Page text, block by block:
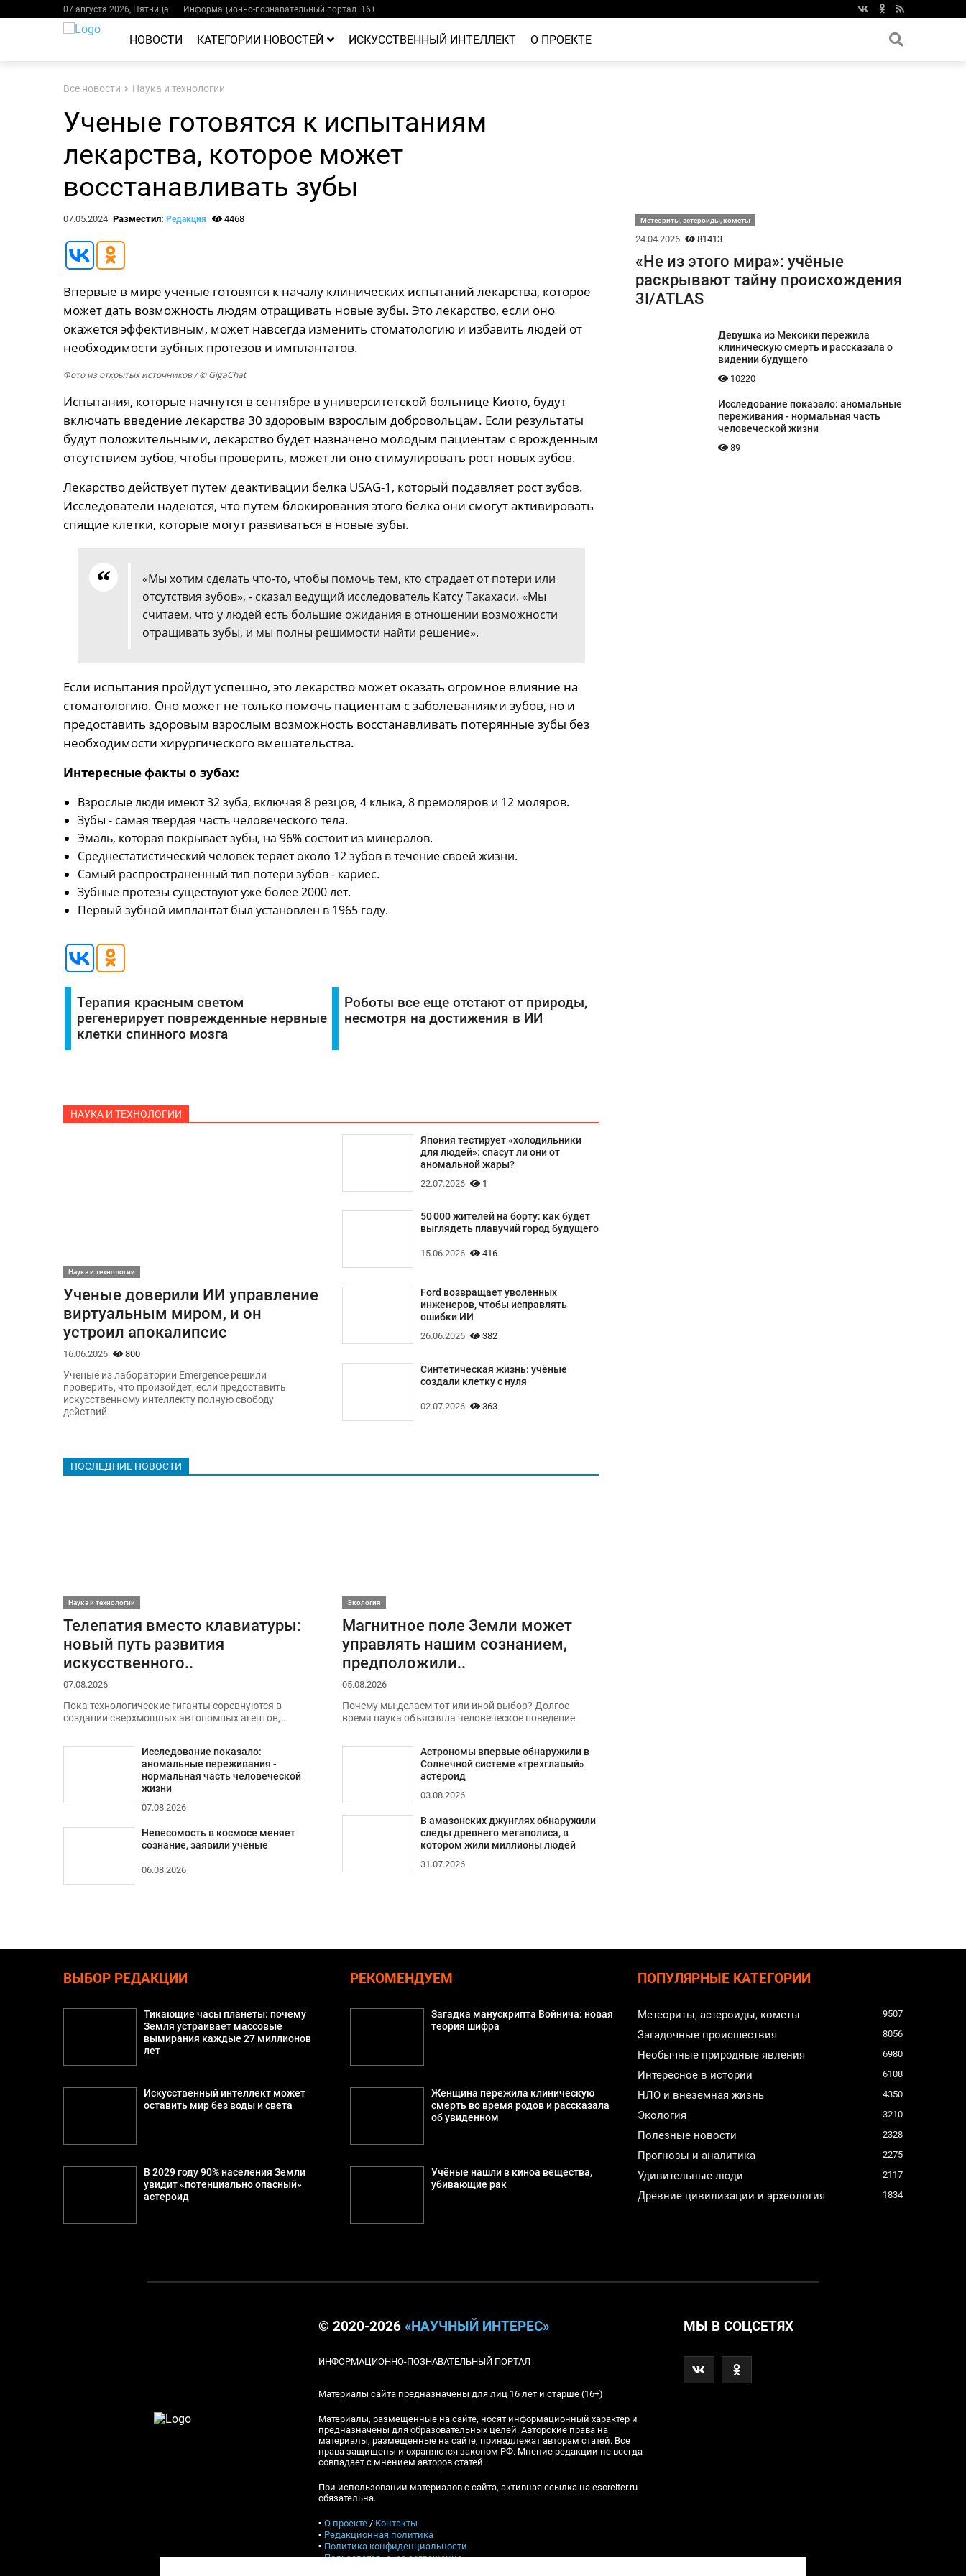
07 августа 2026, Пятница Информационно-познавательный портал. 16+
НОВОСТИ КАТЕГОРИИ НОВОСТЕЙ ИСКУССТВЕННЫЙ ИНТЕЛЛЕКТ О ПРОЕКТЕ
Все новости Наука и технологии
Ученые готовятся к испытаниям
лекарства, которое может
восстанавливать зубы
07.05.2024 Разместил: Редакция 4468
Впервые в мире ученые готовятся к началу клинических испытаний лекарства, которое
может дать возможность людям отращивать новые зубы. Это лекарство, если оно
окажется эффективным, может навсегда изменить стоматологию и избавить людей от
необходимости зубных протезов и имплантатов.
Фото из открытых источников/ © GigaChat
Испытания, которые начнутся в сентябре в университетской больнице Киото, будут
включать введение лекарства 30 здоровым взрослым добровольцам. Если результаты
будут положительными, лекарство будет назначено молодым пациентам с врожденным
отсутствием зубов, чтобы проверить, может ли оно стимулировать рост новых зубов.
Лекарство действует путем деактивации белка USAG-1, который подавляет рост зубов.
Исследователи надеются, что путем блокирования этого белка они смогут активировать
спящие клетки, которые могут развиваться в новые зубы.
«Мы хотим сделать что-то, чтобы помочь тем, кто страдает от потери или
отсутствия зубов», - сказал ведущий исследователь Катсу Такахаси. «Мы
считаем, что у людей есть большие ожидания в отношении возможности
отращивать зубы, и мы полны решимости найти решение».
Если испытания пройдут успешно, это лекарство может оказать огромное влияние на
стоматологию. Оно может не только помочь пациентам с заболеваниями зубов, но и
предоставить здоровым взрослым возможность восстанавливать потерянные зубы без
необходимости хирургического вмешательства.
Интересные факты о зубах:
Взрослые люди имеют 32 зуба, включая 8 резцов, 4 клыка, 8 премоляров и 12 моляров.
Зубы - самая твердая часть человеческого тела.
Эмаль, которая покрывает зубы, на 96% состоит из минералов.
Среднестатистический человек теряет около 12 зубов в течение своей жизни.
Самый распространенный тип потери зубов - кариес.
Зубные протезы существуют уже более 2000 лет.
Первый зубной имплантат был установлен в 1965 году.
Терапия красным светом
регенерирует поврежденные нервные
клетки спинного мозга
Роботы все еще отстают от природы,
несмотря на достижения в ИИ
НАУКА И ТЕХНОЛОГИИ
Наука и технологии
Ученые доверили ИИ управление
виртуальным миром, и он
устроил апокалипсис
16.06.2026 800
Ученые из лаборатории Emergence решили
проверить, что произойдет, если предоставить
искусственному интеллекту полную свободу
действий.
Япония тестирует «холодильники
для людей»: спасут ли они от
аномальной жары?
22.07.2026 1
50 000 жителей на борту: как будет
выглядеть плавучий город будущего
15.06.2026 416
Ford возвращает уволенных
инженеров, чтобы исправлять
ошибки ИИ
26.06.2026 382
Синтетическая жизнь: учёные
создали клетку с нуля
02.07.2026 363
ПОСЛЕДНИЕ НОВОСТИ
Наука и технологии
Телепатия вместо клавиатуры:
новый путь развития
искусственного..
07.08.2026
Пока технологические гиганты соревнуются в
создании сверхмощных автономных агентов,..
Исследование показало:
аномальные переживания -
нормальная часть человеческой
жизни
07.08.2026
Невесомость в космосе меняет
сознание, заявили ученые
06.08.2026
Экология
Магнитное поле Земли может
управлять нашим сознанием,
предположили..
05.08.2026
Почему мы делаем тот или иной выбор? Долгое
время наука объясняла человеческое поведение..
Астрономы впервые обнаружили в
Солнечной системе «трехглавый»
астероид
03.08.2026
В амазонских джунглях обнаружили
следы древнего мегаполиса, в
котором жили миллионы людей
31.07.2026
Метеориты, астероиды, кометы
24.04.2026 81413
«Не из этого мира»: учёные
раскрывают тайну происхождения
3I/ATLAS
Девушка из Мексики пережила
клиническую смерть и рассказала о
видении будущего
10220
Исследование показало: аномальные
переживания - нормальная часть
человеческой жизни
89
ВЫБОР РЕДАКЦИИ
Тикающие часы планеты: почему
Земля устраивает массовые
вымирания каждые 27 миллионов
лет
Искусственный интеллект может
оставить мир без воды и света
В 2029 году 90% населения Земли
увидит «потенциально опасный»
астероид
РЕКОМЕНДУЕМ
Загадка манускрипта Войнича: новая
теория шифра
Женщина пережила клиническую
смерть во время родов и рассказала
об увиденном
Учёные нашли в киноа вещества,
убивающие рак
ПОПУЛЯРНЫЕ КАТЕГОРИИ
Метеориты, астероиды, кометы 9507
Загадочные происшествия 8056
Необычные природные явления 6980
Интересное в истории 6108
НЛО и внеземная жизнь 4350
Экология 3210
Полезные новости 2328
Прогнозы и аналитика 2275
Удивительные люди 2117
Древние цивилизации и археология 1834
© 2020-2026 «НАУЧНЫЙ ИНТЕРЕС»
ИНФОРМАЦИОННО-ПОЗНАВАТЕЛЬНЫЙ ПОРТАЛ
Материалы сайта предназначены для лиц 16 лет и старше (16+)
Материалы, размещенные на сайте, носят информационный характер и
предназначены для образовательных целей. Авторские права на
материалы, размещенные на сайте, принадлежат авторам статей. Все
права защищены и охраняются законом РФ. Мнение редакции не всегда
совпадает с мнением авторов статей.
При использовании материалов с сайта, активная ссылка на esoreiter.ru
обязательна.
▪ О проекте/ Контакты
▪ Редакционная политика
▪ Политика конфиденциальности
▪Пользовательское соглашение
МЫ В СОЦСЕТЯХ